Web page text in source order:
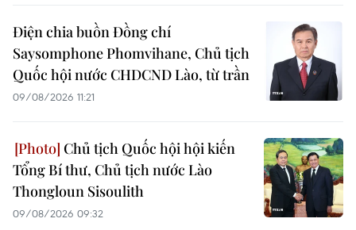
Điện chia buồn Đồng chí
Saysomphone Phomvihane, Chủ tịch
Quốc hội nước CHDCND Lào, từ trần
09/08/2026 11:21
Chủ tịch Quốc hội hội kiến
Tổng Bí thư, Chủ tịch nước Lào
Thongloun Sisoulith
09/08/2026 09:32